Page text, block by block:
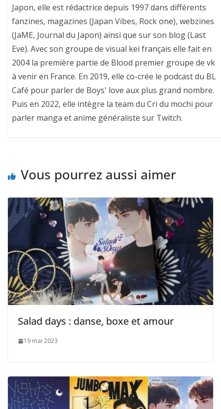
Japon, elle est rédactrice depuis 1997 dans différents
fanzines, magazines (Japan Vibes, Rock one), webzines
(JaME, Journal du Japon) ainsi que sur son blog (Last
Eve). Avec son groupe de visual kei français elle fait en
2004 la première partie de Blood premier groupe de vk
à venir en France. En 2019, elle co-crée le podcast du BL
Café pour parler de Boys' love aux plus grand nombre.
Puis en 2022, elle intègre la team du Cri du mochi pour
parler manga et anime généraliste sur Twitch.
Vous pourrez aussi aimer
Salad days : danse, boxe et amour
19 mai 2023